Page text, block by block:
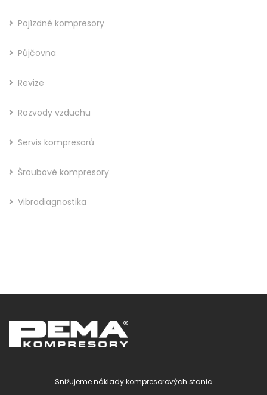
Pojízdné kompresory
Půjčovna
Revize
Rozvody vzduchu
Servis kompresorů
Šroubové kompresory
Vibrodiagnostika
Snižujeme náklady kompresorových stanic